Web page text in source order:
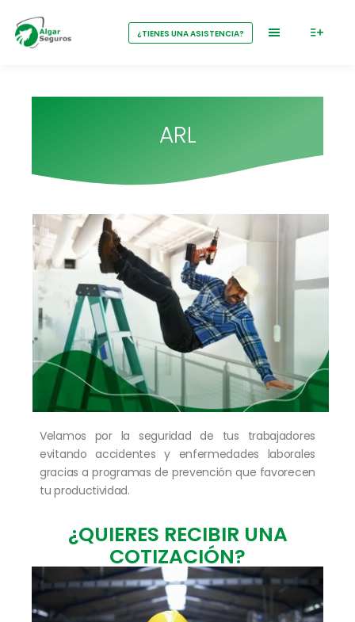
¿TIENES UNA ASISTENCIA?
ARL
Velamos por la seguridad de tus trabajadores
evitando accidentes y enfermedades laborales
gracias a programas de prevención que favorecen
tu productividad.
¿QUIERES RECIBIR UNA
COTIZACIÓN?